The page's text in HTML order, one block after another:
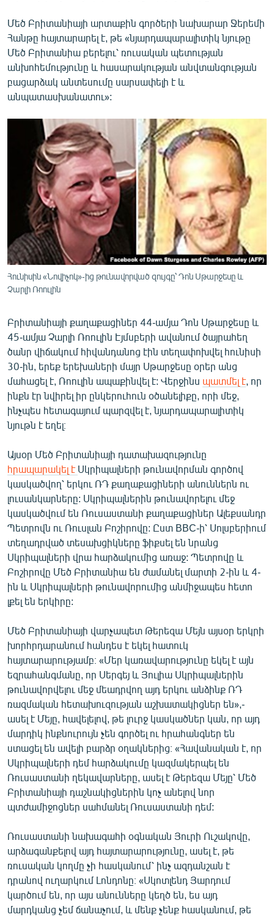
«Ազատության» բոլոր կայքերը
Մեծ Բրիտանիայի արտաքին գործերի նախարար Ջերեմի
Հանթը հայտարարել է, թե «նյարդապարալիտիկ նյութը
Մեծ Բրիտանիա բերելու՝ ռուսական պետության
անխոհեմությունը և հասարակության անվտանգության
բացարձակ անտեսումը սարսափելի է և
անպատասխանատու»:
Հունիսին «Նովիչոկ»-ից թունավորված զույգը՝ Դոն Սթարջեսը և
Չարլի Ռոուլին
Բրիտանիայի քաղաքացիներ 44-ամյա Դոն Սթարջեսը և
45-ամյա Չարլի Ռոուլին Էյմսբերի ավանում ծայրահեղ
ծանր վիճակում հիվանդանոց էին տեղափոխվել հունիսի
30-ին, երեք երեխաների մայր Սթարջեսը օրեր անց
մահացել է, Ռոուլին ապաքինվել է: Վերջինս պատմել է, որ
ինքն էր նվիրել իր ընկերուհուն օծանելիքը, որի մեջ,
ինչպես հետագայում պարզվել է, նյարդապարալիտիկ
նյութն է եղել։
Այսօր Մեծ Բրիտանիայի դատախազությունը
հրապարակել է Սկրիպալների թունավորման գործով
կասկածվող՝ երկու ՌԴ քաղաքացիների անուններն ու
լուսանկարները: Սկրիպալներին թունավորելու մեջ
կասկածվում են Ռուսաստանի քաղաքացիներ Ալեքսանդր
Պետրովն ու Ռուսլան Բոշիրովը: Ըստ BBC-ի՝ Սոլսբերիում
տեղադրված տեսախցիկները ֆիքսել են նրանց
Սկրիպալների վրա հարձակումից առաջ: Պետրովը և
Բոշիրովը Մեծ Բրիտանիա են ժամանել մարտի 2-ին և 4-
ին և Սկրիպալների թունավորումից անմիջապես հետո
լքել են երկիրը:
Մեծ Բրիտանիայի վարչապետ Թերեզա Մեյն այսօր երկրի
խորհրդարանում հանդես է եկել հատուկ
հայտարարությամբ։ «Մեր կառավարությունը եկել է այն
եզրահանգմանը, որ Սերգեյ և Յուլիա Սկրիպալներին
թունավորվելու մեջ մեադրվող այդ երկու անձինք ՌԴ
ռազմական հետախուզության աշխատակիցներ են»,-
ասել է Մեյը, հավելելով, թե լուրջ կասկածներ կան, որ այդ
մարդիկ ինքնուրույն չեն գործել ու հրահանգներ են
ստացել են ավելի բարձր օղակներից։ «Հավանական է, որ
Սկրիպալների դեմ հարձակումը կազմակերպել են
Ռուսաստանի ղեկավարները, ասել է Թերեզա Մեյը՝ Մեծ
Բրիտանիայի դաշնակիցներին կոչ անելով նոր
պտժամիջոցներ սահմանել Ռուսաստանի դեմ:
Ռուսաստանի նախագահի օգնական Յուրի Ուշակովը,
արձագանքելով այդ հայտարարությունը, ասել է, թե
ռուսական կողմը չի հասկանում՝ ինչ ազդանշան է
դրանով ուղարկում Լոնդոնը։ «Սկոտլենդ Յարդում
կարծում են, որ այս անունները կեղծ են, ես այդ
մարդկանց չեմ ճանաչում, և մենք չենք հասկանում, թե